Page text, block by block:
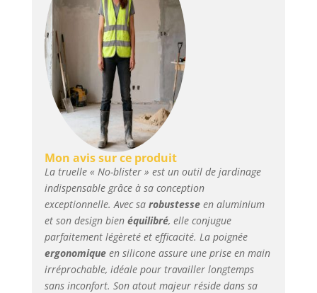
Mon avis sur ce produit
La truelle « No-blister » est un outil de jardinage
indispensable grâce à sa conception
exceptionnelle. Avec sa robustesseen aluminium
et son design bien équilibré, elle conjugue
parfaitement légèreté et efficacité. La poignée
ergonomiqueen silicone assure une prise en main
irréprochable, idéale pour travailler longtemps
sans inconfort. Son atout majeur réside dans sa